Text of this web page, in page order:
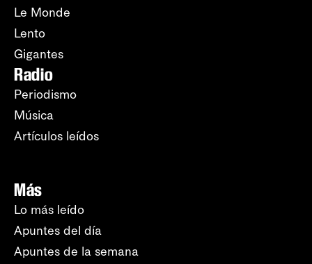
Le Monde
Lento
Gigantes
Radio
Periodismo
Música
Artículos leídos
Más
Lo más leído
Apuntes del día
Apuntes de la semana